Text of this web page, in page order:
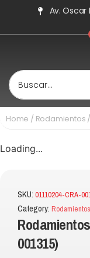
Av. Oscar
Home / Rodamientos
Loading...
SKU: 01110204-CRA-
Category: Rodamientos
001315)